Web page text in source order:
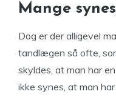
Mange
Dog er der alligevel
tandlægen så ofte,
skyldes, at man har
ikke synes, at man